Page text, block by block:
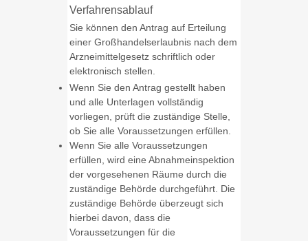
Verfahrensablauf
Sie können den Antrag auf Erteilung
einer Großhandelserlaubnis nach dem
Arzneimittelgesetz schriftlich oder
elektronisch stellen.
Wenn Sie den Antrag gestellt haben
und alle Unterlagen vollständig
vorliegen, prüft die zuständige Stelle,
ob Sie alle Voraussetzungen erfüllen.
Wenn Sie alle Voraussetzungen
erfüllen, wird eine Abnahmeinspektion
der vorgesehenen Räume durch die
zuständige Behörde durchgeführt. Die
zuständige Behörde überzeugt sich
hierbei davon, dass die
Voraussetzungen für die